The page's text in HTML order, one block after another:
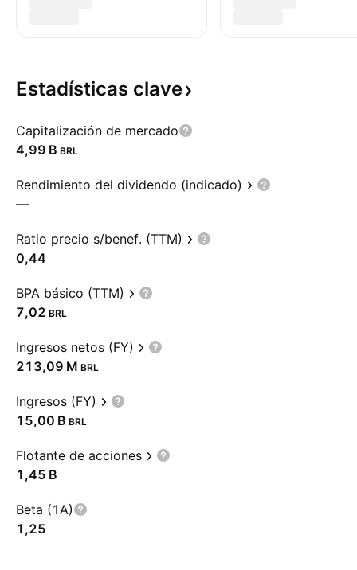
Estadísticas clave
Capitalización de mercado
‪4,99 B‬ BRL
Rendimiento del dividendo (indicado)
—
Ratio precio s/benef. (TTM)
0,44
BPA básico (TTM)
7,02 BRL
Ingresos netos (FY)
‪213,09 M‬ BRL
Ingresos (FY)
‪15,00 B‬ BRL
Flotante de acciones
‪1,45 B‬
Beta (1A)
1,25